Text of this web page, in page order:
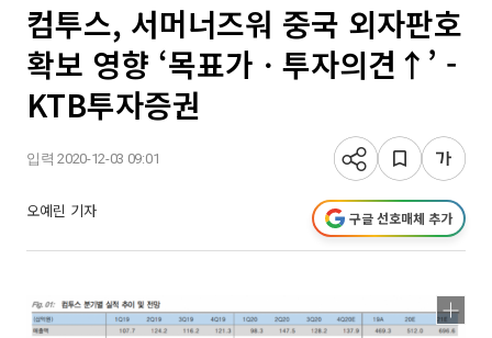
컴투스, 서머너즈워 중국 외자판호
확보 영향 ‘목표가ㆍ투자의견↑’ -
KTB투자증권
입력 2020-12-03 09:01
오예린 기자 구글 선호매체 추가